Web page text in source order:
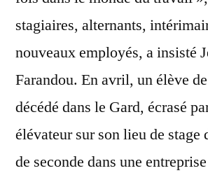
stagiaires, alternants,
nouveaux employés, a insisté
Farandou. En avril, un élève
décédé dans le Gard, écrasé
élévateur sur son lieu de stage
de seconde dans une